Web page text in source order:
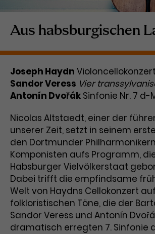
Dieses Cookie wird von
Analytics installiert.
darüber zu speichern,
Besucher*innen eine
nutzen, und hilft bei der
Performance der
erhobenen Daten
anonymisierter Form die
der Besuche, die Quelle,
stammen, und die
Seiten.
Name _gat_UA-63561367-1
_gcl_aw
Laufzeit 3 Monate
Zweck
Informationen zu
dient der Zuordnung
Conversions zu Google
Kampagnen.
Name _gcl_dc
Anbieter Google / DoubleClick
Aus habsburgischen
Joseph Haydn
Sandor Veress Vier
Antonín Dvořák Sinfonie Nr. 7 d-
Nicolas Altstaedt, einer der
unserer Zeit, setzt in seinem
den Dortmunder
Komponisten aufs Programm,
Habsburger Vielvölkerstaat
Dabei trifft die empfindsame
Welt von Haydns Cellokonzert
folkloristischen Töne, die der
Sandor Veress und Antonín
dramatisch erregten 7. Sinfonie